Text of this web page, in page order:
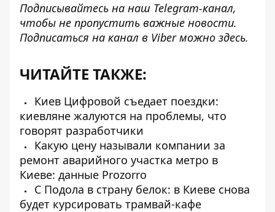
Подписывайтесь на наш Telegram-канал,
чтобы не пропустить важные новости.
Подписаться на канал в Viber можно здесь.
ЧИТАЙТЕ ТАКЖЕ:
Киев Цифровой съедает поездки:
киевляне жалуются на проблемы, что
говорят разработчики
Какую цену называли компании за
ремонт аварийного участка метро в
Киеве: данные Prozorro
С Подола в страну белок: в Киеве снова
будет курсировать трамвай-кафе